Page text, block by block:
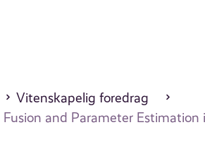
Vitenskapelig foredrag
and Parameter